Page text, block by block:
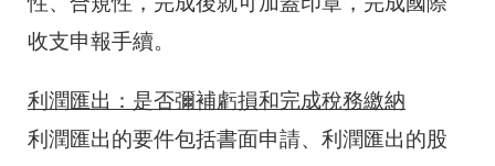
收支申報手續。
利潤匯出：是否彌補虧損和完成稅務繳納
利潤匯出的要件包括書面申請、利潤匯出的股